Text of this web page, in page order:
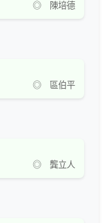
◎ 陳培德
◎ 區伯平
◎ 龔立人